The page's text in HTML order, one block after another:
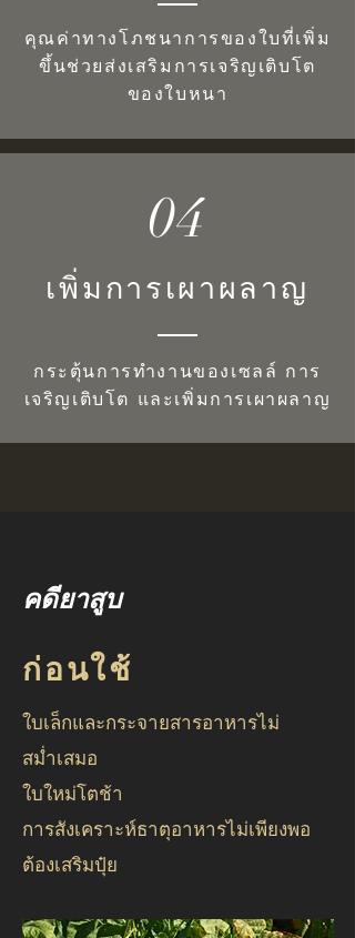
คุณค่าทางโภชนาการของใบที่เพิ่ม
ขึ้นช่วยส่งเสริมการเจริญเติบโต
ของใบหนา
04
เพิ่มการเผาผลาญ
กระตุ้นการทำงานของเซลล์ การ
เจริญเติบโต และเพิ่มการเผาผลาญ
คดียาสูบ
ก่อนใช้
ใบเล็กและกระจายสารอาหารไม่
สม่ำเสมอ
ใบใหม่โตช้า
การสังเคราะห์ธาตุอาหารไม่เพียงพอ
ต้องเสริมปุ๋ย